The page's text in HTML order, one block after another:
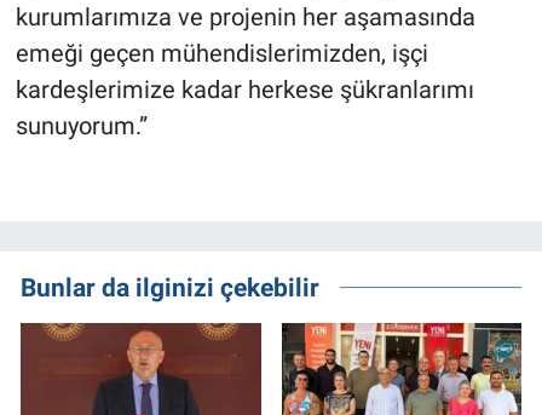
kurumlarımıza ve projenin her aşamasında
emeği geçen mühendislerimizden, işçi
kardeşlerimize kadar herkese şükranlarımı
sunuyorum.”
Bunlar da ilginizi çekebilir